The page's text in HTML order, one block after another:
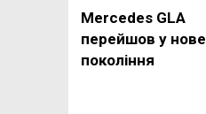
Mercedes GLA
перейшов у нове
покоління